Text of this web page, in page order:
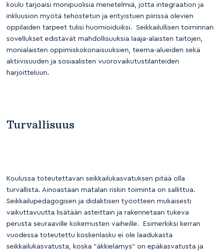
koulu tarjoaisi monipuolisia menetelmiä, jotta integraation ja
inkluusion myötä tehostetun ja erityistuen piirissä olevien
oppilaiden tarpeet tulisi huomioiduiksi. Seikkailullisen toiminnan
sovellukset edistävät mahdollisuuksia laaja-alaisten taitojen,
monialaisten oppimiskokonaisuuksien, teema-alueiden sekä
aktiivisuuden ja sosiaalisten vuorovaikutustilanteiden
harjoitteluun.
Turvallisuus
Koulussa toteutettavan seikkailukasvatuksen pitää olla
turvallista. Ainoastaan matalan riskin toiminta on sallittua.
Seikkailupedagogisen ja didaktisen työotteen mukaisesti
vaikuttavuutta lisätään asteittain ja rakennetaan tukeva
perusta seuraaville kokemusten vaiheille. Esimerkiksi kerran
vuodessa toteutettu koskenlasku ei ole laadukasta
seikkailukasvatusta, koska ”äkkielämys” on epäkasvatusta ja